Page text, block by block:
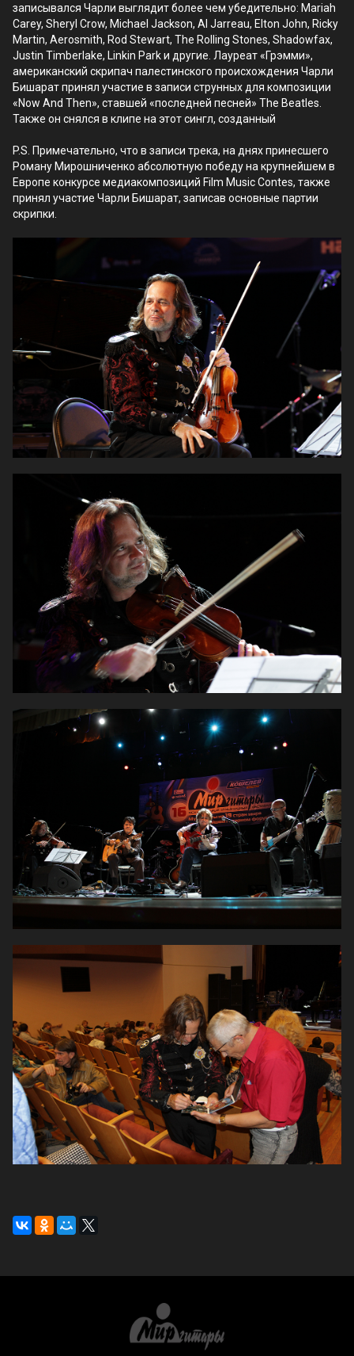
записывался Чарли выглядит более чем убедительно: Mariah
Carey, Sheryl Crow, Michael Jackson, Al Jarreau, Elton John, Ricky
Martin, Aerosmith, Rod Stewart, The Rolling Stones, Shadowfax,
Justin Timberlake, Linkin Park и другие. Лауреат «Грэмми»,
американский скрипач палестинского проиcхождения Чарли
Бишарат принял участие в записи струнных для композиции
«Now And Then», ставшей «последней песней» The Beatles.
Также он снялся в клипе на этот сингл, созданный
P.S. Примечательно, что в записи трека, на днях принесшего
Роману Мирошниченко абсолютную победу на крупнейшем в
Европе конкурсе медиакомпозиций Film Music Contes, также
принял участие Чарли Бишарат, записав основные партии
скрипки.